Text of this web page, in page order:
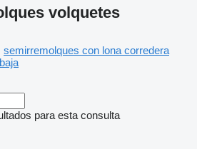
volquetes
semirremolques con lona corredera
para esta consulta